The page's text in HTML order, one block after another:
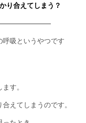
り合えてしまう？
呼吸というやつです
す。
えてしまうのです。